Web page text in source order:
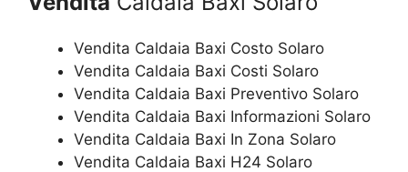
Vendita Caldaia Baxi Costo Solaro
Vendita Caldaia Baxi Costi Solaro
Vendita Caldaia Baxi Preventivo Solaro
Vendita Caldaia Baxi Informazioni Solaro
Vendita Caldaia Baxi In Zona Solaro
Vendita Caldaia Baxi H24 Solaro